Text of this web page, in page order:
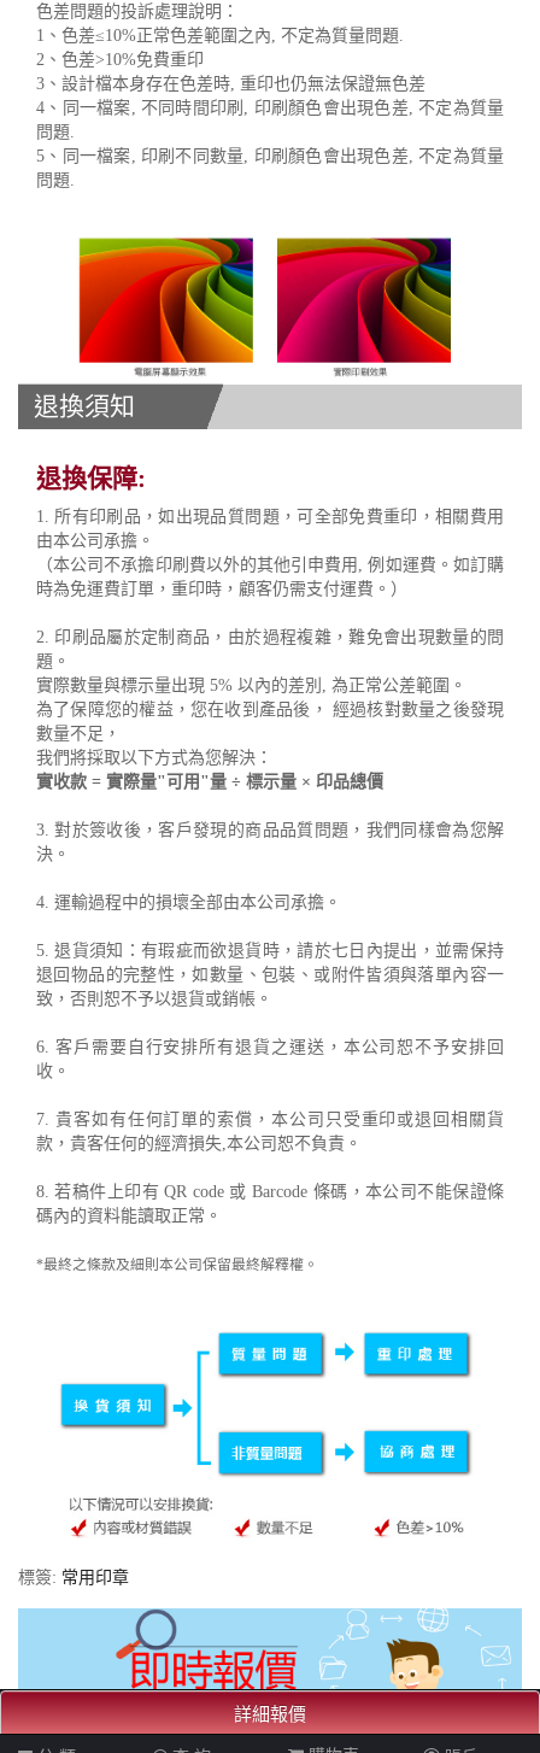
色差問題的投訴處理說明：
1、色差≤10%正常色差範圍之內, 不定為質量問題.
2、色差>10%免費重印
3、設計檔本身存在色差時, 重印也仍無法保證無色差
4、同一檔案, 不同時間印刷, 印刷顏色會出現色差, 不定為質量
問題.
5、同一檔案, 印刷不同數量, 印刷顏色會出現色差, 不定為質量
問題.
退換須知
退換保障:
1. 所有印刷品，如出現品質問題，可全部免費重印，相關費用
由本公司承擔。
（本公司不承擔印刷費以外的其他引申費用, 例如運費。如訂購
時為免運費訂單，重印時，顧客仍需支付運費。）
2. 印刷品屬於定制商品，由於過程複雜，難免會出現數量的問
題。
實際數量與標示量出現 5% 以內的差別, 為正常公差範圍。
為了保障您的權益，您在收到產品後， 經過核對數量之後發現
數量不足，
我們將採取以下方式為您解決：
實收款 = 實際量"可用"量 ÷ 標示量 × 印品總價
3. 對於簽收後，客戶發現的商品品質問題，我們同樣會為您解
決。
4. 運輸過程中的損壞全部由本公司承擔。
5. 退貨須知：有瑕疵而欲退貨時，請於七日內提出，並需保持
退回物品的完整性，如數量、包裝、或附件皆須與落單內容一
致，否則恕不予以退貨或銷帳。
6. 客戶需要自行安排所有退貨之運送，本公司恕不予安排回
收。
7. 貴客如有任何訂單的索償，本公司只受重印或退回相關貨
款，貴客任何的經濟損失,本公司恕不負責。
8. 若稿件上印有 QR code 或 Barcode 條碼，本公司不能保證條
碼內的資料能讀取正常。
*最終之條款及細則本公司保留最終解釋權。
標簽: 常用印章
詳細報價